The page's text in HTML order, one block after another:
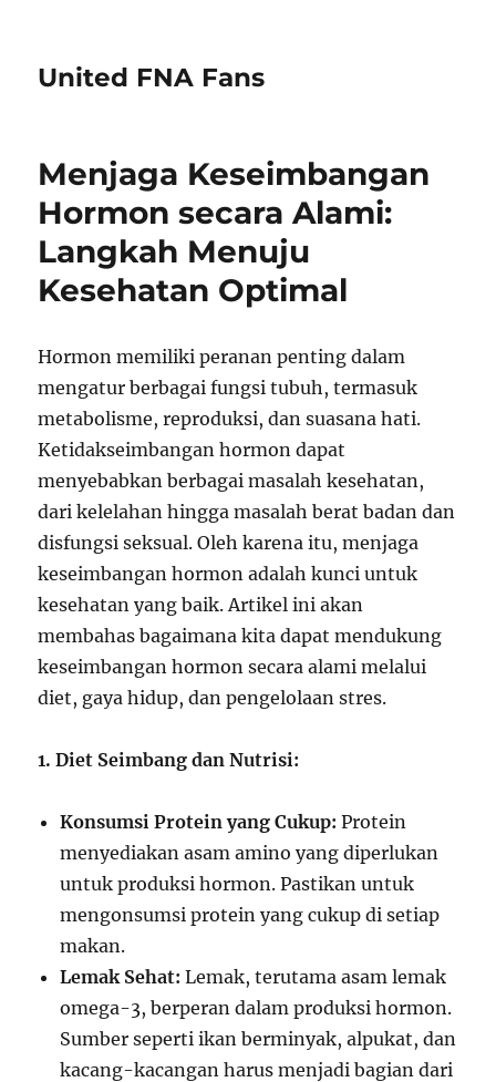
United FNA Fans
Menjaga Keseimbangan
Hormon secara Alami:
Langkah Menuju
Kesehatan Optimal
Hormon memiliki peranan penting dalam
mengatur berbagai fungsi tubuh, termasuk
metabolisme, reproduksi, dan suasana hati.
Ketidakseimbangan hormon dapat
menyebabkan berbagai masalah kesehatan,
dari kelelahan hingga masalah berat badan dan
disfungsi seksual. Oleh karena itu, menjaga
keseimbangan hormon adalah kunci untuk
kesehatan yang baik. Artikel ini akan
membahas bagaimana kita dapat mendukung
keseimbangan hormon secara alami melalui
diet, gaya hidup, dan pengelolaan stres.
1. Diet Seimbang dan Nutrisi:
Konsumsi Protein yang Cukup: Protein
menyediakan asam amino yang diperlukan
untuk produksi hormon. Pastikan untuk
mengonsumsi protein yang cukup di setiap
makan.
Lemak Sehat: Lemak, terutama asam lemak
omega-3, berperan dalam produksi hormon.
Sumber seperti ikan berminyak, alpukat, dan
kacang-kacangan harus menjadi bagian dari